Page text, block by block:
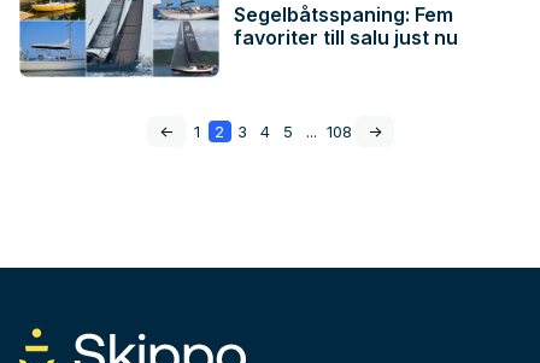
Segelbåtsspaning: Fem
favoriter till salu just nu
<- 1 2 3 4 5 ... 108 ->